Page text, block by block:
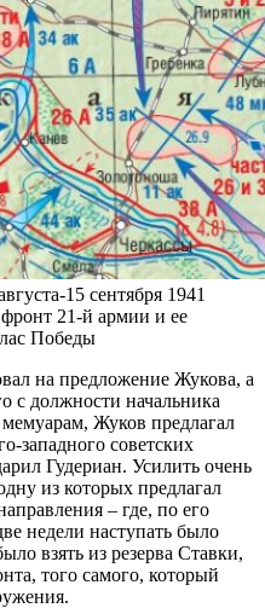
15 сентября 1941
фронт 21-й армии и ее
Победы
на предложение Жукова, а
с должности начальника
Жуков предлагал
западного советских
Гудериан. Усилить очень
из которых предлагал
– где, по его
недели наступать было
взять из резерва Ставки,
того самого, который